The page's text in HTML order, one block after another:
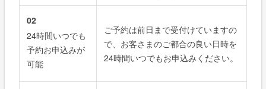
02
24時間いつでも
予約お申込みが
可能
ご予約は前日まで受付けていますの
で、お客さまのご都合の良い日時を
24時間いつでもお申込みください。